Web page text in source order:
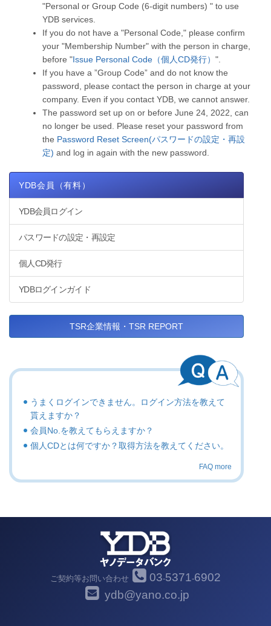
"Personal or Group Code (6-digit numbers) " to use
YDB services.
If you do not have a "Personal Code," please confirm
your "Membership Number" with the person in charge,
before "Issue Personal Code（個人CD発行） ".
If you have a ”Group Code” and do not know the
password, please contact the person in charge at your
company. Even if you contact YDB, we cannot answer.
The password set up on or before June 24, 2022, can
no longer be used. Please reset your password from
the Password Reset Screen(パスワードの設定・再設
定) and log in again with the new password.
YDB会員（有料）
YDB会員ログイン
パスワードの設定・再設定
個人CD発行
YDBログインガイド
TSR企業情報・TSR REPORT
うまくログインできません。ログイン方法を教えて
貰えますか？
会員No.を教えてもらえますか？
個人CDとは何ですか？取得方法を教えてください。
FAQ more
ご契約等お問い合わせ 03-5371-6902
ydb@yano.co.jp